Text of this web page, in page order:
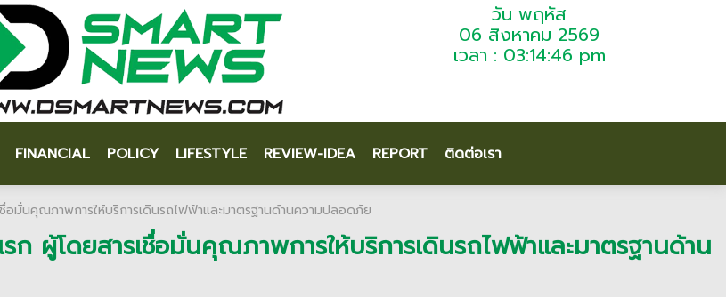
วัน พฤหัส
06 สิงหาคม 2569
เวลา : 03:14:46 pm
FINANCIAL POLICY LIFESTYLE REVIEW-IDEA REPORT ติดต่อเรา
มั่นคุณภาพการให้บริการเดินรถไฟฟ้าและมาตรฐานด้านความปลอดภัย
ผู้โดยสารเชื่อมั่นคุณภาพการให้บริการเดินรถไฟฟ้าและมาตรฐานด้าน